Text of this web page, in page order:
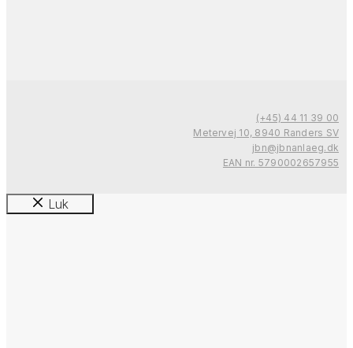
(+45) 44 11 39 00
Metervej 10, 8940 Randers SV
jbn@jbnanlaeg.dk
EAN nr. 5790002657955
Luk